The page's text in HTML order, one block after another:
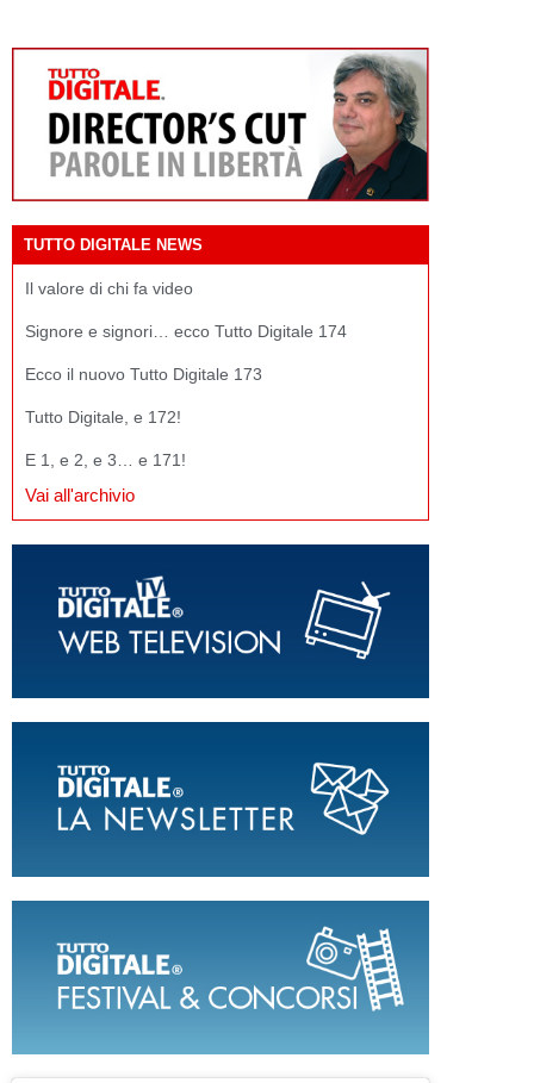
TUTTO DIGITALE NEWS
Il valore di chi fa video
Signore e signori… ecco Tutto Digitale 174
Ecco il nuovo Tutto Digitale 173
Tutto Digitale, e 172!
E 1, e 2, e 3… e 171!
Vai all'archivio